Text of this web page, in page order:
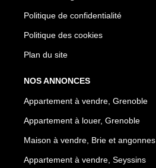
Politique de confidentialité
Politique des cookies
Plan du site
NOS ANNONCES
Appartement à vendre, Grenoble
Appartement à louer, Grenoble
Maison à vendre, Brie et angonnes
Appartement à vendre, Seyssins